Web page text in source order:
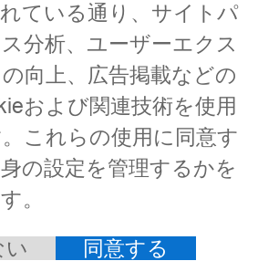
ている通り、サイトパ
分析、ユーザーエクス
向上、広告掲載などの
および関連技術を使用
これらの使用に同意す
の設定を管理するかを
。
い 同意する